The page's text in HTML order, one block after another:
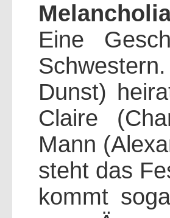
Eine
Dunst)
Claire
Mann
steht das
kommt